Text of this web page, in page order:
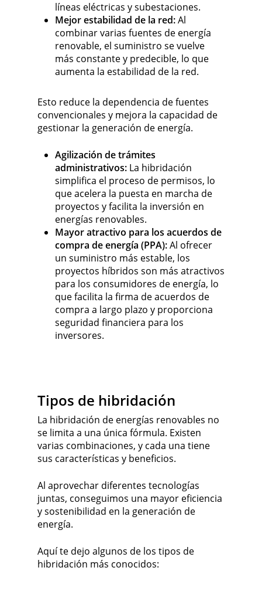
líneas eléctricas y subestaciones.
Mejor estabilidad de la red:Al
combinar varias fuentes de energía
renovable, el suministro se vuelve
más constante y predecible, lo que
aumenta la estabilidad de la red.
Esto reduce la dependencia de fuentes
convencionales y mejora la capacidad de
gestionar la generación de energía.
Agilización de trámites
administrativos: La hibridación
simplifica el proceso de permisos, lo
que acelera la puesta en marcha de
proyectos y facilita la inversión en
energías renovables.
Mayor atractivo para los acuerdos de
compra de energía (PPA):Al ofrecer
un suministro más estable, los
proyectos híbridos son más atractivos
para los consumidores de energía, lo
que facilita la firma de acuerdos de
compra a largo plazo y proporciona
seguridad financiera para los
inversores.
Tipos de hibridación
La hibridación de energías renovables no
se limita a una única fórmula. Existen
varias combinaciones, y cada una tiene
sus características y beneficios.
Al aprovechar diferentes tecnologías
juntas, conseguimos una mayor eficiencia
y sostenibilidad en la generación de
energía.
Aquí te dejo algunos de los tipos de
hibridación más conocidos: